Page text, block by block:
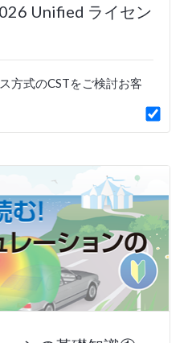
Unified ライセン
方式のCSTをご検討お客